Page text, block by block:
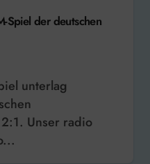
Spiel der deutschen
Unser radio